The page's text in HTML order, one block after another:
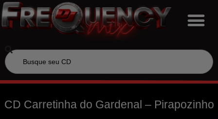
CD Carretinha do Gardenal – Pirapozinho